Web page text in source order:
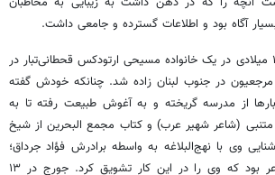
آگاه بود و اطلاعات گسترده و جامعی داشت.
جورج جرداق در سال ۱۹۲۶ میلادی در یک خانواده مسیحی ارتودکس قحطانی‌تبار در
در جنوب لبنان زاده شد. چنانکه خودش گفته
از مدرسه گریخته و به آغوش طبیعت رفته تا به
متنبی (شاعر شهیر عرب) و کتاب مجمع البحرین از شیخ
وی با نهج‌البلاغه به واسطه برادرش فؤاد جرداق؛
مهندس، لغت‌شناس، شاعر بود که وی را در این کار تشویق کرد. جورج در ۱۳